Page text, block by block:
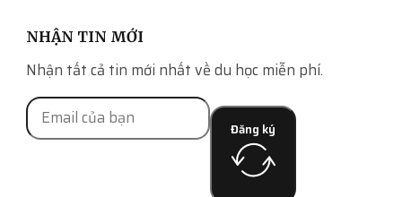
NHẬN TIN MỚI
Nhận tất cả tin mới nhất về du học miễn phí.
Đăng ký